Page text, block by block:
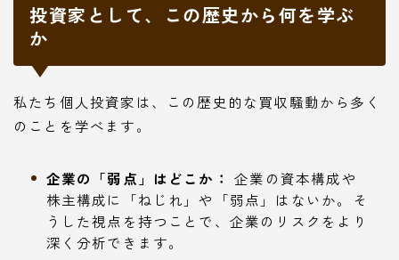
投資家として、この歴史から何を学ぶ
か
私たち個人投資家は、この歴史的な買収騒動から多く
のことを学べます。
企業の「弱点」はどこか： 企業の資本構成や
株主構成に「ねじれ」や「弱点」はないか。そ
うした視点を持つことで、企業のリスクをより
深く分析できます。